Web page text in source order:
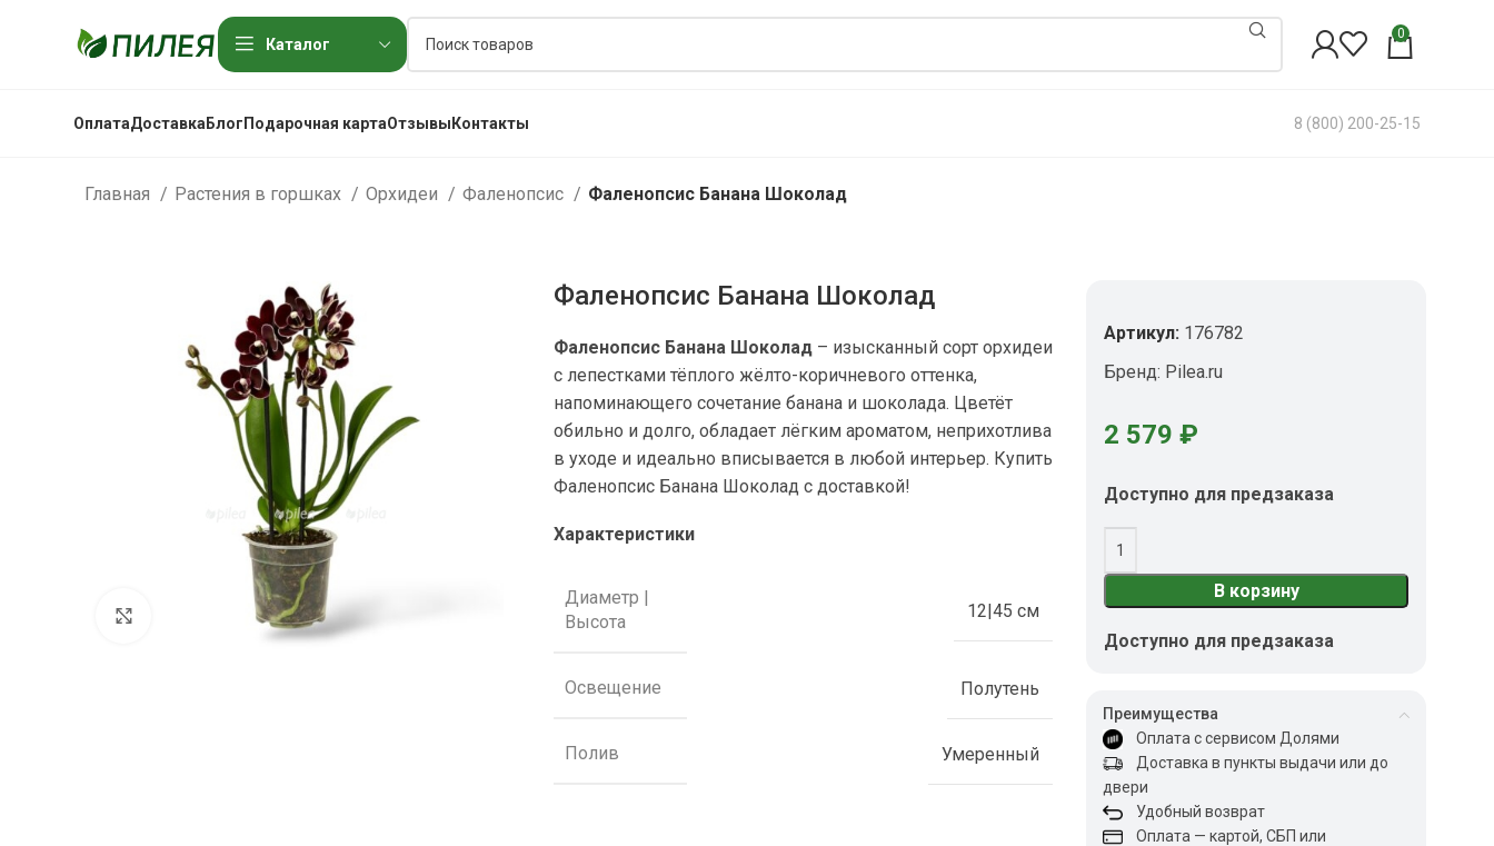
Каталог
0
ОплатаДоставка Блог Подарочная картаОтзывы Контакты 8 (800) 200-25-15
Главная Растения в горшках Орхидеи Фаленопсис Фаленопсис Банана Шоколад
Нажмите, чтобы увеличить
Фаленопсис Банана Шоколад
Фаленопсис Банана Шоколад – изысканный сорт орхидеи
с лепестками тёплого жёлто-коричневого оттенка,
напоминающего сочетание банана и шоколада. Цветёт
обильно и долго, обладает лёгким ароматом, неприхотлива
в уходе и идеально вписывается в любой интерьер. Купить
Фаленопсис Банана Шоколад с доставкой!
Характеристики
Диаметр |
Высота
12|45 см
Освещение Полутень
Полив Умеренный
Артикул: 176782
Бренд: Pilea.ru
2 579₽
Доступно для предзаказа
В корзину
Доступно для предзаказа
Преимущества
Оплата с сервисом Долями
Доставка в пункты выдачи или до
двери
Удобный возврат
Оплата — картой, СБП или